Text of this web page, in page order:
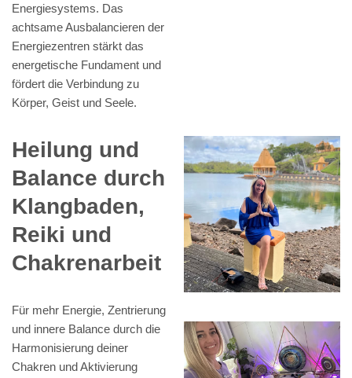
Energiesystems. Das
achtsame Ausbalancieren der
Energiezentren stärkt das
energetische Fundament und
fördert die Verbindung zu
Körper, Geist und Seele.
Heilung und
Balance durch
Klangbaden,
Reiki und
Chakrenarbeit
Für mehr Energie, Zentrierung
und innere Balance durch die
Harmonisierung deiner
Chakren und Aktivierung